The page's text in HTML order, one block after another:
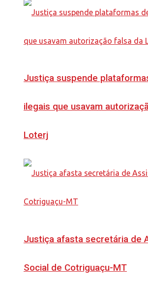
Justiça suspende
ilegais que usavam
Loterj
Justiça afasta secretária de
Social de Cotriguaçu-MT